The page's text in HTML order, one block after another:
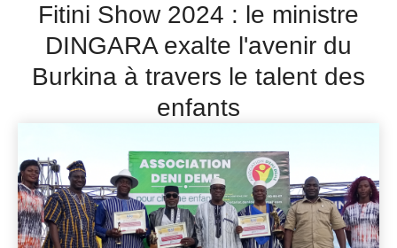
Fitini Show 2024 : le ministre
DINGARA exalte l'avenir du
Burkina à travers le talent des
enfants